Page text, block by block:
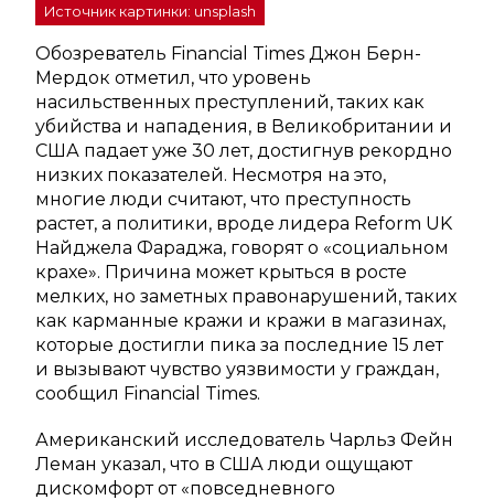
Источник картинки: unsplash
Обозреватель Financial Times Джон Берн-
Мердок отметил, что уровень
насильственных преступлений, таких как
убийства и нападения, в Великобритании и
США падает уже 30 лет, достигнув рекордно
низких показателей. Несмотря на это,
многие люди считают, что преступность
растет, а политики, вроде лидера Reform UK
Найджела Фараджа, говорят о «социальном
крахе». Причина может крыться в росте
мелких, но заметных правонарушений, таких
как карманные кражи и кражи в магазинах,
которые достигли пика за последние 15 лет
и вызывают чувство уязвимости у граждан,
сообщил Financial Times.
Американский исследователь Чарльз Фейн
Леман указал, что в США люди ощущают
дискомфорт от «повседневного